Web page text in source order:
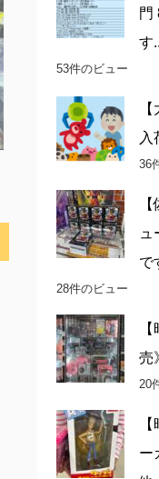
門
す
53件のビュー
36
で
28件のビュー
売
20
ー